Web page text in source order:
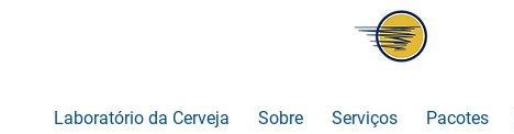
Laboratório da Cerveja Sobre Serviços Pacotes